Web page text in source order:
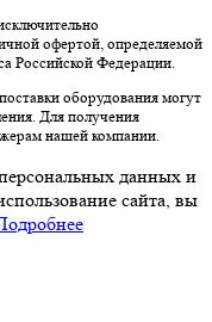
офертой, определяемой
Российской Федерации.
оборудования могут
Для получения
нашей компании.
данных и
сайта, вы